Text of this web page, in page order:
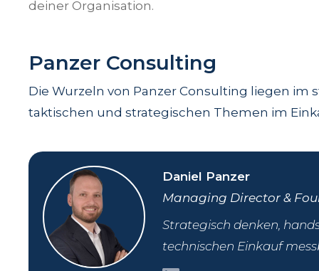
deiner Organisation.
Panzer Consulting
Die Wurzeln von Panzer Consulting liegen im
taktischen und strategischen Themen im
Daniel Panzer
Managing Director &
Strategisch denken,
technischen Einkauf